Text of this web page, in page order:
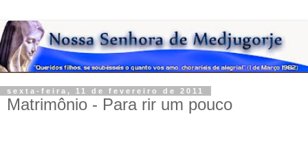
sexta-feira, 11 de fevereiro de 2011
Matrimônio - Para rir um pouco